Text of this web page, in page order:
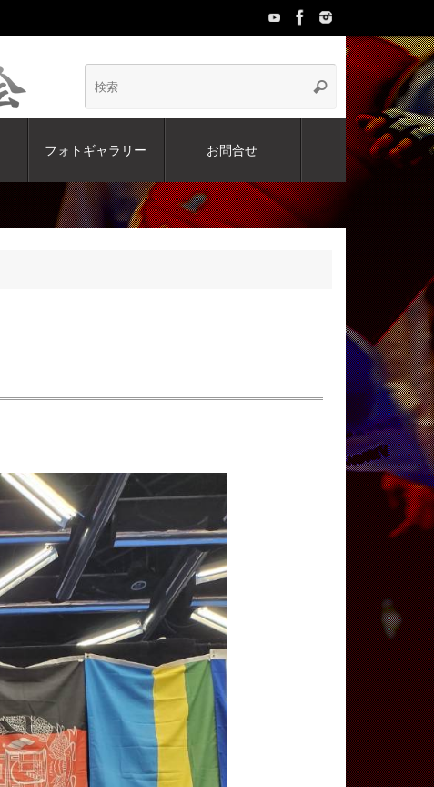
検
索:
検
フォトギャラリー お問合せ